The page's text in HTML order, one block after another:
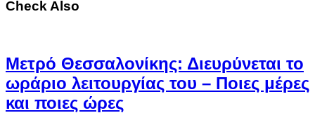
Check Also
Μετρό Θεσσαλονίκης: Διευρύνεται το
ωράριο λειτουργίας του – Ποιες μέρες
και ποιες ώρες